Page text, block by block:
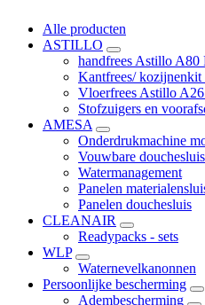
Alle producten
ASTILLO
handfrees Astillo A80
Kantfrees/
Vloerfrees Astillo
Stofzuigers en
AMESA
Onderdrukmachine
Vouwbare
Watermanagement
Panelen
Panelen douchesluis
CLEANAIR
Readypacks - sets
WLP
Waternevelkanonnen
Persoonlijke bescherming
Adembescherming